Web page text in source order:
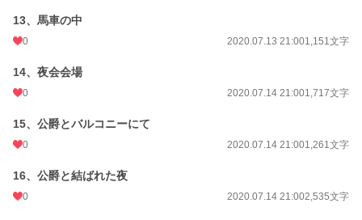
13、馬車の中
0 2020.07.13 21:001,151文字
14、夜会会場
0 2020.07.14 21:001,717文字
15、公爵とバルコニーにて
0 2020.07.14 21:001,261文字
16、公爵と結ばれた夜
0 2020.07.14 21:002,535文字